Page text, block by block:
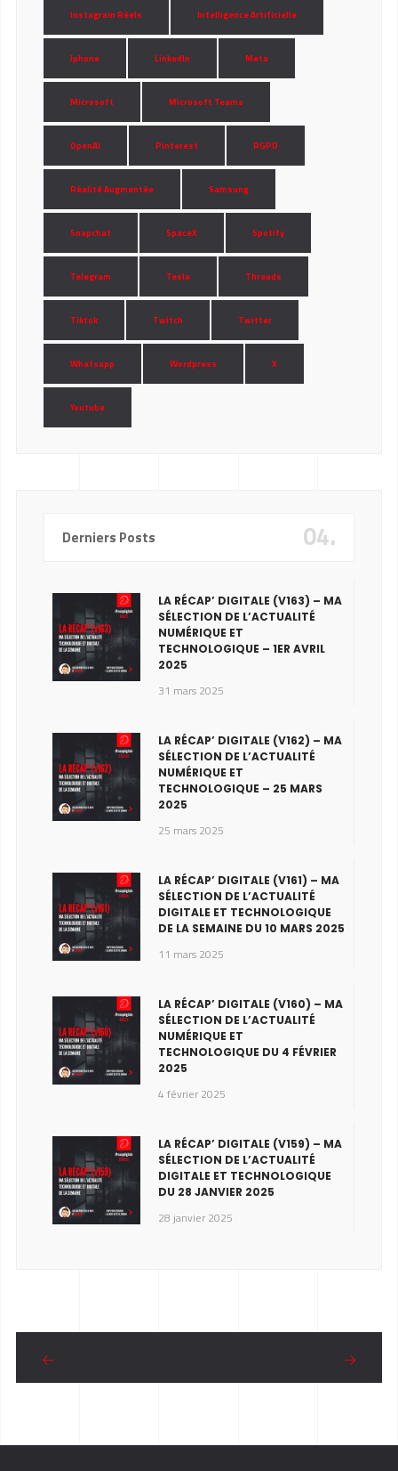
Instagram Réels Intelligence Artificielle
Iphone LinkedIn Meta
Microsoft Microsoft Teams
OpenAI Pinterest RGPD
Réalité Augmentée Samsung
Snapchat SpaceX Spotify
Telegram Tesla Threads
Tiktok Twitch Twitter
Whatsapp Wordpress X
Youtube
Derniers Posts 04.
LA RÉCAP’ DIGITALE (V163) – MA
SÉLECTION DE L’ACTUALITÉ
NUMÉRIQUE ET
TECHNOLOGIQUE – 1ER AVRIL
2025
31 mars 2025
LA RÉCAP’ DIGITALE (V162) – MA
SÉLECTION DE L’ACTUALITÉ
NUMÉRIQUE ET
TECHNOLOGIQUE – 25 MARS
2025
25 mars 2025
LA RÉCAP’ DIGITALE (V161) – MA
SÉLECTION DE L’ACTUALITÉ
DIGITALE ET TECHNOLOGIQUE
DE LA SEMAINE DU 10 MARS 2025
11 mars 2025
LA RÉCAP’ DIGITALE (V160) – MA
SÉLECTION DE L’ACTUALITÉ
NUMÉRIQUE ET
TECHNOLOGIQUE DU 4 FÉVRIER
2025
4 février 2025
LA RÉCAP’ DIGITALE (V159) – MA
SÉLECTION DE L’ACTUALITÉ
DIGITALE ET TECHNOLOGIQUE
DU 28 JANVIER 2025
28 janvier 2025